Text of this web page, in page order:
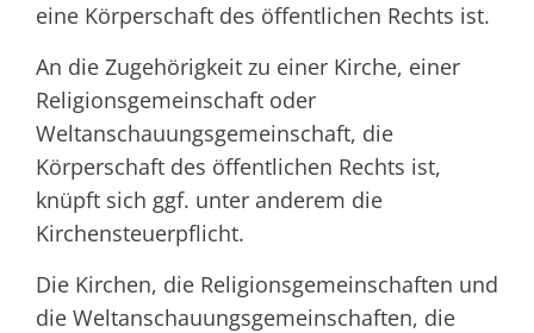
eine Körperschaft des öffentlichen Rechts ist.
An die Zugehörigkeit zu einer Kirche, einer
Religionsgemeinschaft oder
Weltanschauungsgemeinschaft, die
Körperschaft des öffentlichen Rechts ist,
knüpft sich ggf. unter anderem die
Kirchensteuerpflicht.
Die Kirchen, die Religionsgemeinschaften und
die Weltanschauungsgemeinschaften, die